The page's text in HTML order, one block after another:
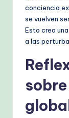
conciencia
se vuelven
Esto crea
a las